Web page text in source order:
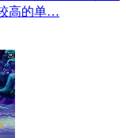
高的单…